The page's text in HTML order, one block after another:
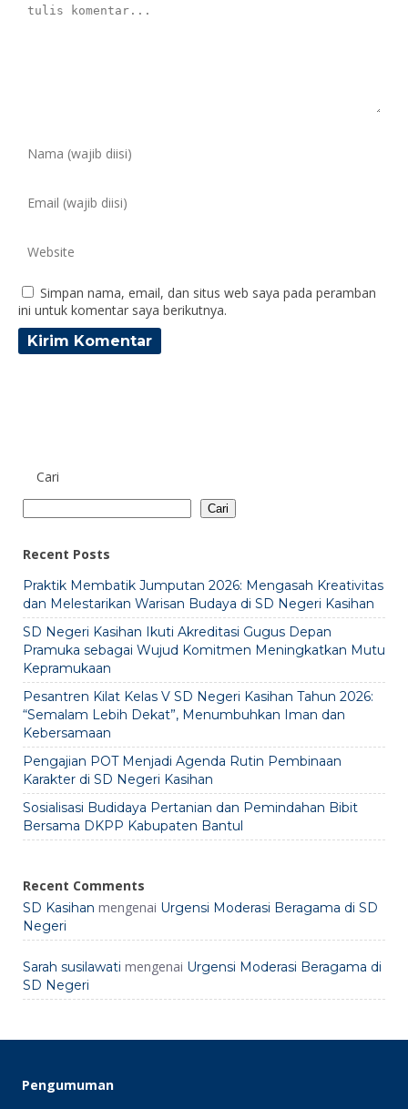
Simpan nama, email, dan situs web saya pada peramban
ini untuk komentar saya berikutnya.
Cari
Cari
Recent Posts
Praktik Membatik Jumputan 2026: Mengasah Kreativitas
dan Melestarikan Warisan Budaya di SD Negeri Kasihan
SD Negeri Kasihan Ikuti Akreditasi Gugus Depan
Pramuka sebagai Wujud Komitmen Meningkatkan Mutu
Kepramukaan
Pesantren Kilat Kelas V SD Negeri Kasihan Tahun 2026:
“Semalam Lebih Dekat”, Menumbuhkan Iman dan
Kebersamaan
Pengajian POT Menjadi Agenda Rutin Pembinaan
Karakter di SD Negeri Kasihan
Sosialisasi Budidaya Pertanian dan Pemindahan Bibit
Bersama DKPP Kabupaten Bantul
Recent Comments
SD Kasihan mengenai Urgensi Moderasi Beragama di SD
Negeri
Sarah susilawati mengenai Urgensi Moderasi Beragama di
SD Negeri
Pengumuman